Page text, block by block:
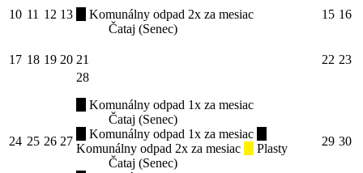
10 11 12 13
Komunálny odpad 2x za mesiac
Čataj (Senec)
15 16
17 18 19 20 21 22 23
24 25 26 27
28
Komunálny odpad 1x za mesiac
Čataj (Senec)
Komunálny odpad 1x za mesiac
Komunálny odpad 2x za mesiac
Plasty
Čataj (Senec)
29 30